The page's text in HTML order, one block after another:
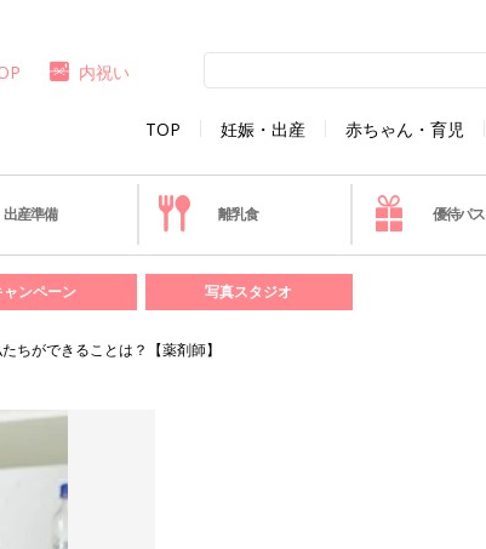
TOP 妊娠・出産 赤ちゃん・育児
内祝い
出産準備 離乳食 優待パス
ャンペーン 写真スタジオ
ちができることは？【薬剤師】